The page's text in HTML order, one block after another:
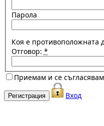
Парола
Коя е противоположната
Отговор: *
Приемам и се
Вход